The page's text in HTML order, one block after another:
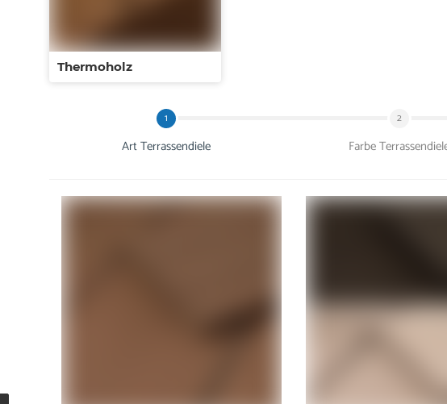
Thermoholz
1
Art Terrassendiele
2
Farbe